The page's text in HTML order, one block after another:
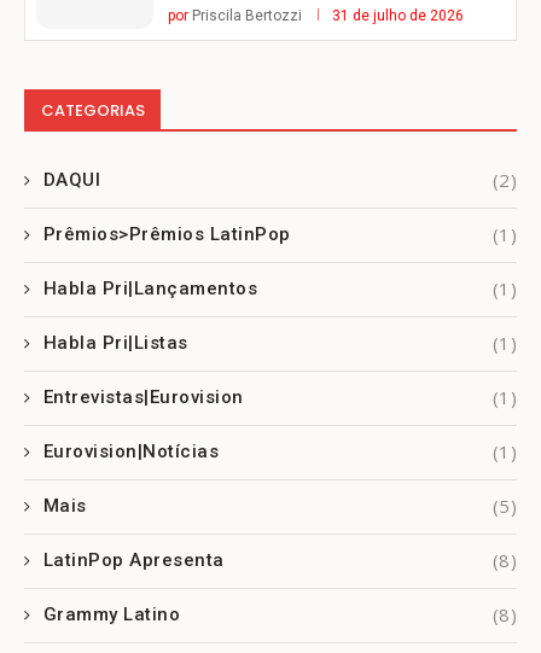
por Priscila Bertozzi 31 de julho de 2026
CATEGORIAS
DAQUI (2)
Prêmios>Prêmios LatinPop (1)
Habla Pri|Lançamentos (1)
Habla Pri|Listas (1)
Entrevistas|Eurovision (1)
Eurovision|Notícias (1)
Mais (5)
LatinPop Apresenta (8)
Grammy Latino (8)